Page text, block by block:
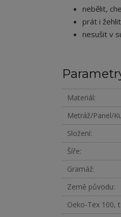
nebělit,
prát i
nesušit v
Materiál
Metráž/Panel/
Složení
Šíře
Gramáž
Země původu
Oeko-Tex 100,